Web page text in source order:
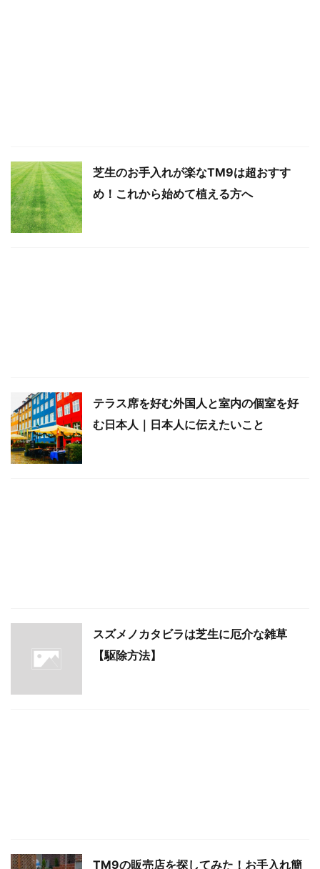
芝生のお手入れが楽なTM9は超おすす
め！これから始めて植える方へ
テラス席を好む外国人と室内の個室を好
む日本人｜日本人に伝えたいこと
スズメノカタビラは芝生に厄介な雑草
【駆除方法】
TM9の販売店を探してみた！お手入れ簡